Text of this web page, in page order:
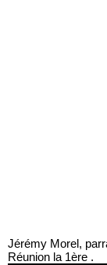
Jérémy Morel,
Réunion la 1ère .